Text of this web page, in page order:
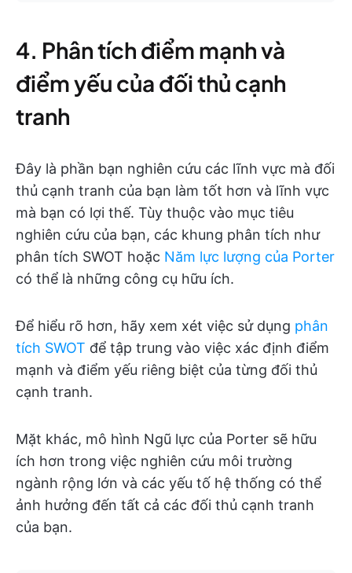
4. Phân tích điểm mạnh và
điểm yếu của đối thủ cạnh
tranh
Đây là phần bạn nghiên cứu các lĩnh vực mà đối
thủ cạnh tranh của bạn làm tốt hơn và lĩnh vực
mà bạn có lợi thế. Tùy thuộc vào mục tiêu
nghiên cứu của bạn, các khung phân tích như
phân tích SWOT hoặc Năm lực lượng của Porter
có thể là những công cụ hữu ích.
Để hiểu rõ hơn, hãy xem xét việc sử dụng phân
tích SWOT để tập trung vào việc xác định điểm
mạnh và điểm yếu riêng biệt của từng đối thủ
cạnh tranh.
Mặt khác, mô hình Ngũ lực của Porter sẽ hữu
ích hơn trong việc nghiên cứu môi trường
ngành rộng lớn và các yếu tố hệ thống có thể
ảnh hưởng đến tất cả các đối thủ cạnh tranh
của bạn.